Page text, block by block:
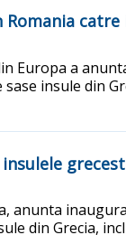
Europa a
insule din
anunta
din Grecia,